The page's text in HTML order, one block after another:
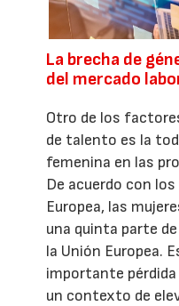
La brecha de
del mercado
Otro de los
de talento es la
femenina en las
De acuerdo con
Europea, las
una quinta parte
la Unión Europea.
importante
un contexto de